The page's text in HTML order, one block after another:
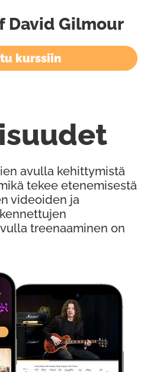
Ilmaiseksi
David Gilmour
kurssiin
avulla kehittymistä
tekee etenemisestä
videoiden ja
treenaaminen on